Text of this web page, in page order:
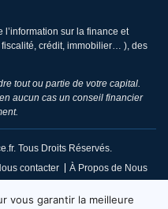
l’information sur la finance et
fiscalité, crédit, immobilier… ), des
tout ou partie de votre capital.
aucun cas un conseil financier
Tous Droits Réservés.
contacter À Propos de Nous
vous garantir la meilleure